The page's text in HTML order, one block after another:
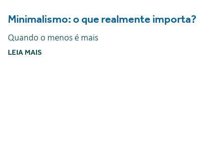
Minimalismo: o que realmente importa?
Quando o menos é mais
LEIA MAIS